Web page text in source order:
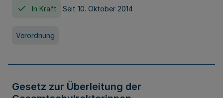
In Kraft Seit 10. Oktober 2014
Verordnung
Gesetz zur Überleitung der